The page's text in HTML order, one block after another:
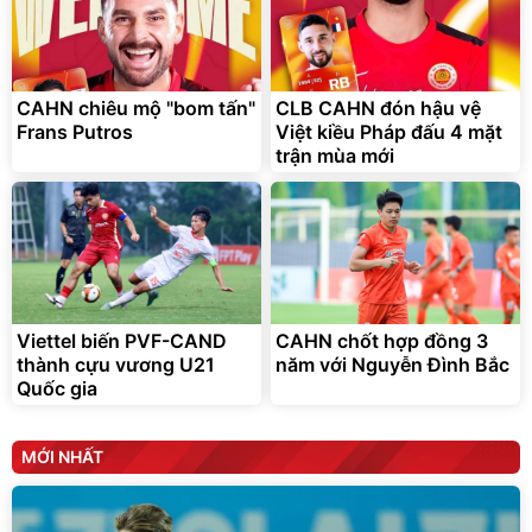
Lót ghế ôtô, nâng lưng
chống nóng giúp thoải mái
trong di chuyển
295.000đ
Đã bán nhiều
CAHN chiêu mộ "bom tấn"
Frans Putros
CLB CAHN đón hậu vệ
Việt kiều Pháp đấu 4 mặt
trận mùa mới
Viettel biến PVF-CAND
thành cựu vương U21
Quốc gia
CAHN chốt hợp đồng 3
năm với Nguyễn Đình Bắc
MỚI NHẤT